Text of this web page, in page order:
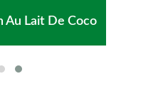
Lait De Coco